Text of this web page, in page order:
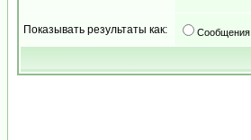
Показывать результаты как: Сообщения